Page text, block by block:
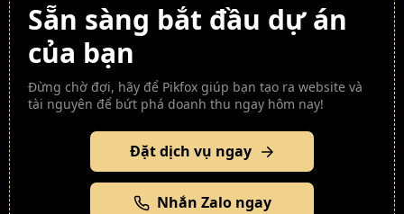
Sẵn sàng bắt đầu dự án
của bạn
Đừng chờ đợi, hãy để Pikfox giúp bạn tạo ra website và
tài nguyên để bứt phá doanh thu ngay hôm nay!
Đặt dịch vụ ngay
Nhắn Zalo ngay